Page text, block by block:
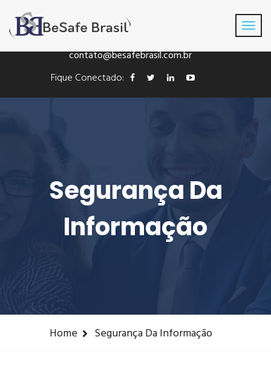
Fone: +55(41) 3016-8433
contato@besafebrasil.com.br
Fique Conectado:
Segurança Da
Informação
Home Segurança Da Informação